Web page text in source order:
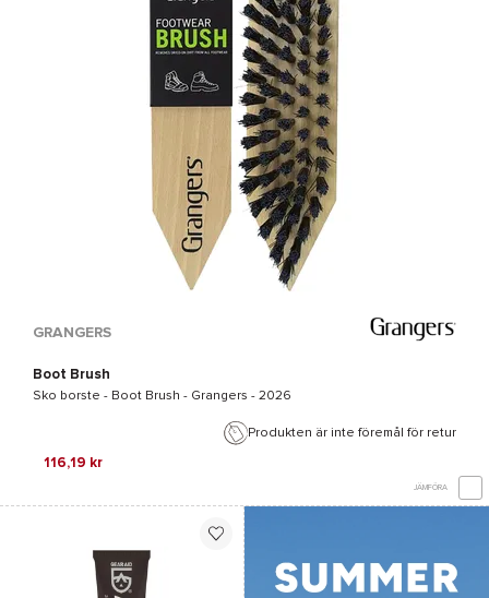
GRANGERS
Boot Brush
Sko borste - Boot Brush - Grangers - 2026
Produkten är inte föremål för retur
116,19 kr
JÄMFÖRA